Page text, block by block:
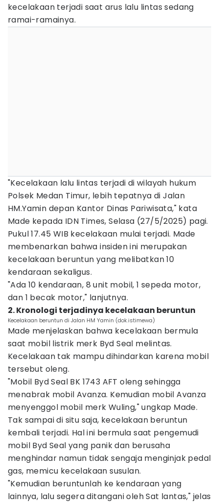
kecelakaan terjadi saat arus lalu lintas sedang
ramai-ramainya.
"Kecelakaan lalu lintas terjadi di wilayah hukum
Polsek Medan Timur, lebih tepatnya di Jalan
HM.Yamin depan Kantor Dinas Pariwisata," kata
Made kepada IDN Times, Selasa (27/5/2025) pagi.
Pukul 17.45 WIB kecelakaan mulai terjadi. Made
membenarkan bahwa insiden ini merupakan
kecelakaan beruntun yang melibatkan 10
kendaraan sekaligus.
"Ada 10 kendaraan, 8 unit mobil, 1 sepeda motor,
dan 1 becak motor," lanjutnya.
2. Kronologi terjadinya kecelakaan beruntun
Kecelakaan beruntun di Jalan HM Yamin (dok.istimewa)
Made menjelaskan bahwa kecelakaan bermula
saat mobil listrik merk Byd Seal melintas.
Kecelakaan tak mampu dihindarkan karena mobil
tersebut oleng.
"Mobil Byd Seal BK 1743 AFT oleng sehingga
menabrak mobil Avanza. Kemudian mobil Avanza
menyenggol mobil merk Wuling," ungkap Made.
Tak sampai di situ saja, kecelakaan beruntun
kembali terjadi. Hal ini bermula saat pengemudi
mobil Byd Seal yang panik dan berusaha
menghindar namun tidak sengaja menginjak pedal
gas, memicu kecelakaan susulan.
"Kemudian beruntunlah ke kendaraan yang
lainnya, lalu segera ditangani oleh Sat lantas," jelas